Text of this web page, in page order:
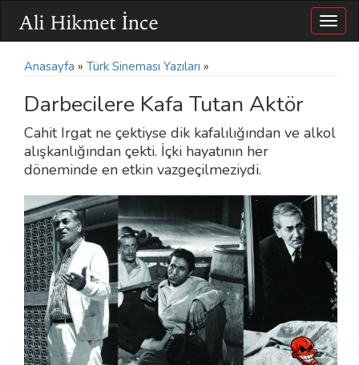
Anasayfa » Türk Sineması Yazıları »
Darbecilere Kafa Tutan Aktör
Cahit Irgat ne çektiyse dik kafalılığından ve alkol
alışkanlığından çekti. İçki hayatının her
döneminde en etkin vazgeçilmeziydi.